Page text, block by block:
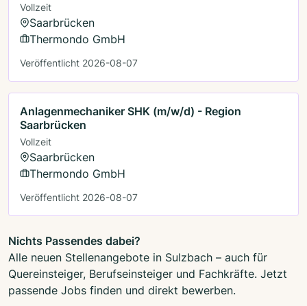
Vollzeit
Saarbrücken
Thermondo GmbH
Veröffentlicht 2026-08-07
Anlagenmechaniker SHK (m/w/d) - Region
Saarbrücken
Vollzeit
Saarbrücken
Thermondo GmbH
Veröffentlicht 2026-08-07
Nichts Passendes dabei?
Alle neuen Stellenangebote in Sulzbach – auch für
Quereinsteiger, Berufseinsteiger und Fachkräfte. Jetzt
passende Jobs finden und direkt bewerben.